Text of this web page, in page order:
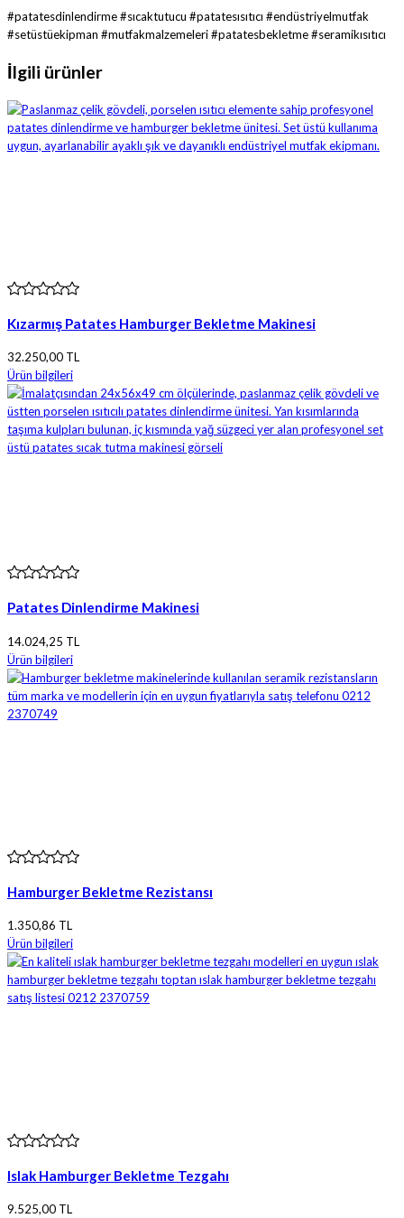
#patatesdinlendirme #sıcaktutucu #patatesısıtıcı #endüstriyelmutfak
#setüstüekipman #mutfakmalzemeleri #patatesbekletme #seramikısıtıcı
İlgili ürünler
Kızarmış Patates Hamburger Bekletme Makinesi
32.250,00 TL
Ürün bilgileri
Patates Dinlendirme Makinesi
14.024,25 TL
Ürün bilgileri
Hamburger Bekletme Rezistansı
1.350,86 TL
Ürün bilgileri
Islak Hamburger Bekletme Tezgahı
9.525,00 TL